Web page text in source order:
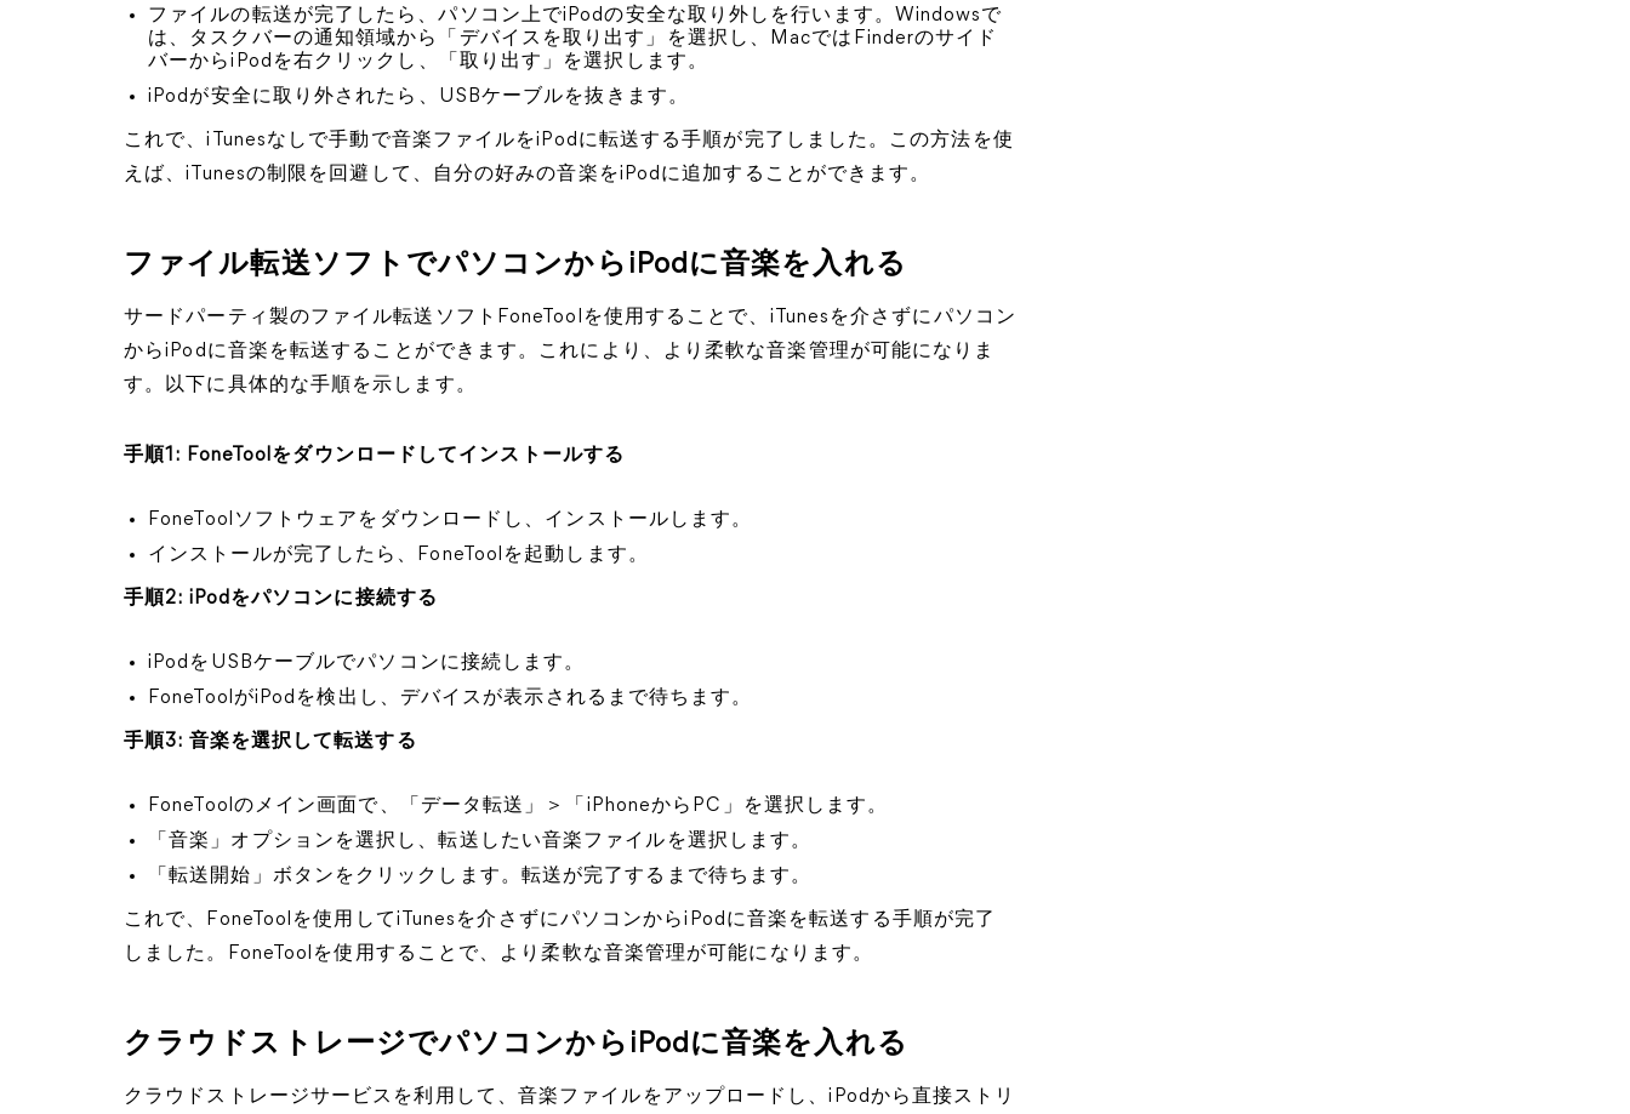
ファイルの転送が完了したら、パソコン上でiPodの安全な取り外しを行います。Windowsで
は、タスクバーの通知領域から「デバイスを取り出す」を選択し、MacではFinderのサイド
バーからiPodを右クリックし、「取り出す」を選択します。
iPodが安全に取り外されたら、USBケーブルを抜きます。
これで、iTunesなしで手動で音楽ファイルをiPodに転送する手順が完了しました。この方法を使
えば、iTunesの制限を回避して、自分の好みの音楽をiPodに追加することができます。
ファイル転送ソフトでパソコンからiPodに音楽を入れる
サードパーティ製のファイル転送ソフトFoneToolを使用することで、iTunesを介さずにパソコン
からiPodに音楽を転送することができます。これにより、より柔軟な音楽管理が可能になりま
す。以下に具体的な手順を示します。
手順1: FoneToolをダウンロードしてインストールする
FoneToolソフトウェアをダウンロードし、インストールします。
インストールが完了したら、FoneToolを起動します。
手順2: iPodをパソコンに接続する
iPodをUSBケーブルでパソコンに接続します。
FoneToolがiPodを検出し、デバイスが表示されるまで待ちます。
手順3: 音楽を選択して転送する
FoneToolのメイン画面で、「データ転送」＞「iPhoneからPC」を選択します。
「音楽」オプションを選択し、転送したい音楽ファイルを選択します。
「転送開始」ボタンをクリックします。転送が完了するまで待ちます。
これで、FoneToolを使用してiTunesを介さずにパソコンからiPodに音楽を転送する手順が完了
しました。FoneToolを使用することで、より柔軟な音楽管理が可能になります。
クラウドストレージでパソコンからiPodに音楽を入れる
クラウドストレージサービスを利用して、音楽ファイルをアップロードし、iPodから直接ストリ